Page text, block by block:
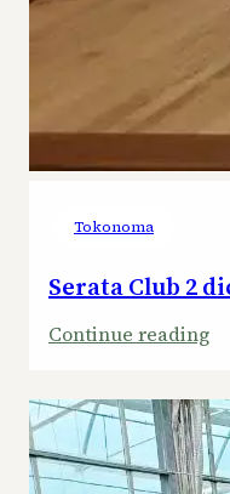
Tokonoma
Serata Club 2
Continue reading:
2